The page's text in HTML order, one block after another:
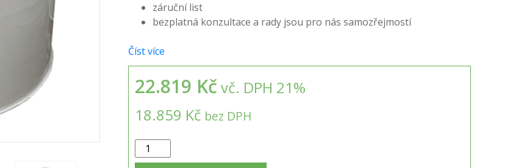
záruční list
bezplatná konzultace a rady jsou pro nás samozřejmostí
Číst více
22.819 Kč vč. DPH 21%
18.859 Kč bez DPH
Samonosná
kruhová